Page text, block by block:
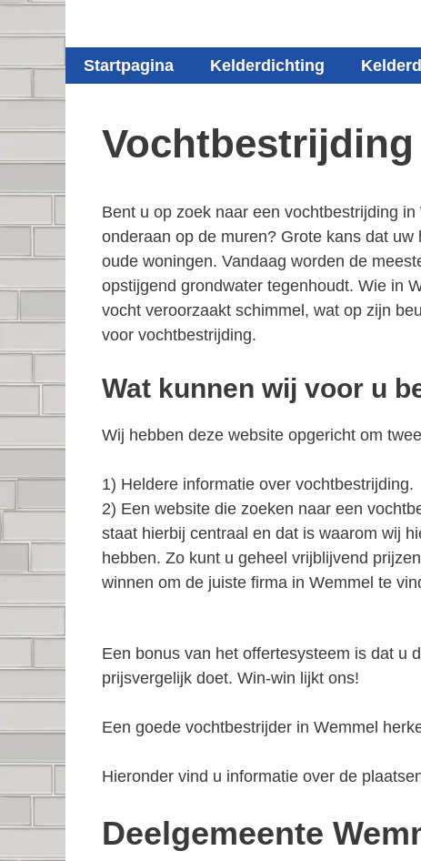
Startpagina Kelderdichting
Vochtbestrijding
Bent u op zoek naar een vochtbestrijding
onderaan op de muren? Grote kans dat
oude woningen. Vandaag worden de
opstijgend grondwater tegenhoudt. Wie in
vocht veroorzaakt schimmel, wat op zijn
voor vochtbestrijding.
Wat kunnen wij voor u
Wij hebben deze website opgericht om
1) Heldere informatie over vochtbestrijding.
2) Een website die zoeken naar een
staat hierbij centraal en dat is waarom wij
hebben. Zo kunt u geheel vrijblijvend
winnen om de juiste firma in Wemmel te
Een bonus van het offertesysteem is dat u
prijsvergelijk doet. Win-win lijkt ons!
Een goede vochtbestrijder in Wemmel
Hieronder vind u informatie over de
Deelgemeente